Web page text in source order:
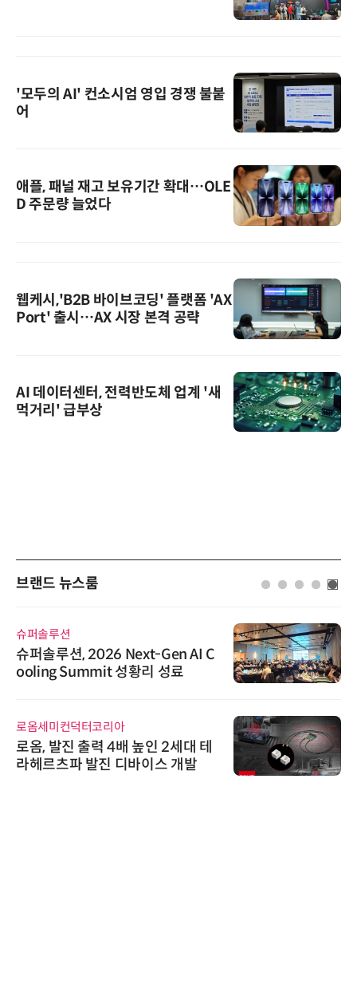
'모두의 AI' 컨소시엄 영입 경쟁 불붙
어
애플, 패널 재고 보유기간 확대…OLE
D 주문량 늘었다
웹케시,'B2B 바이브코딩' 플랫폼 'AX
Port' 출시…AX 시장 본격 공략
AI 데이터센터, 전력반도체 업계 '새
먹거리' 급부상
브랜드 뉴스룸
Next-Gen AI C
성황리 성료
리아
4배 높인 2세대 테
진 디바이스 개발
디에스앤지
디에스앤지,
26' 참가 성료
AIPD
“특허분석도
'AX' 시대 본격